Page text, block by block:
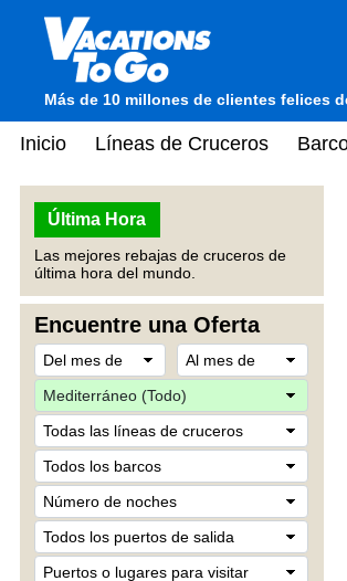
Más de 10 millones de clientes felices
Inicio Líneas de Cruceros
Última Hora
Las mejores rebajas de cruceros de
última hora del mundo.
Encuentre una Oferta